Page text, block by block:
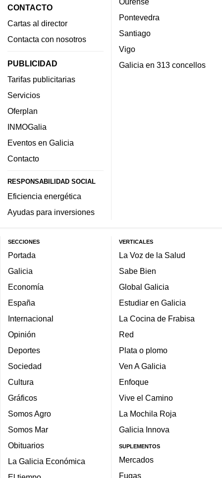
CONTACTO
Cartas al director
Contacta con nosotros
PUBLICIDAD
Tarifas publicitarias
Servicios
Oferplan
INMOGalia
Eventos en Galicia
Contacto
RESPONSABILIDAD SOCIAL
Eficiencia energética
Ayudas para inversiones
Pontevedra
Santiago
Vigo
Galicia en 313 concellos
SECCIONES
Portada
Galicia
Economía
España
Internacional
Opinión
Deportes
Sociedad
Cultura
Gráficos
Somos Agro
Somos Mar
Obituarios
La Galicia Económica
VERTICALES
La Voz de la Salud
Sabe Bien
Global Galicia
Estudiar en Galicia
La Cocina de Frabisa
Red
Plata o plomo
Ven A Galicia
Enfoque
Vive el Camino
La Mochila Roja
Galicia Innova
SUPLEMENTOS
Mercados
Fugas